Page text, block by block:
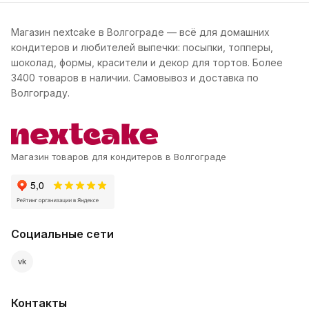
Магазин nextcake в Волгограде — всё для домашних
кондитеров и любителей выпечки: посыпки, топперы,
шоколад, формы, красители и декор для тортов. Более
3400 товаров в наличии. Самовывоз и доставка по
Волгограду.
Магазин товаров для кондитеров в Волгограде
Социальные сети
vk
Контакты